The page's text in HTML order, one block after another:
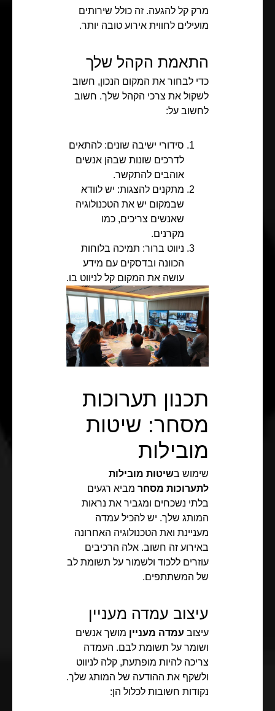
מרק קל להגעה. זה כולל שירותים
מועילים לחווית אירוע טובה יותר.
התאמת הקהל שלך
כדי לבחור את המקום הנכון, חשוב
לשקול את צרכי הקהל שלך. חשוב
לחשוב על:
סידורי ישיבה שונים: להתאים
לדרכים שונות שבהן אנשים
אוהבים להתקשר.
מתקנים להצגות: יש לוודא
שבמקום יש את הטכנולוגיה
שאנשים צריכים, כמו
מקרנים.
ניווט ברור: תמיכה בלוחות
הכוונה ובדסקים עם מידע
עושה את המקום קל לניווט בו.
תכנון תערוכות
מסחר: שיטות
מובילות
שימוש בשיטות מובילות
לתערוכות מסחר מביא רגעים
בלתי נשכחים ומגביר את נראות
המותג שלך. יש להכיל עמדה
מעניינת ואת הטכנולוגיה האחרונה
באירוע זה חשוב. אלה הרכיבים
עוזרים ללכוד ולשמור על תשומת לב
של המשתתפים.
עיצוב עמדה מעניין
עיצוב עמדה מעניין מושך אנשים
ושומר על תשומת לבם. העמדה
צריכה להיות מופתעת, קלה לניווט
ולשקף את ההודעה של המותג שלך.
נקודות חשובות לכלול הן: